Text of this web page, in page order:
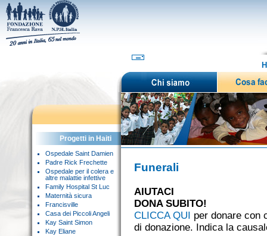
Progetti in Haiti
Ospedale Saint Damien
Padre Rick Frechette
Ospedale per il colera e
altre malattie infettive
Family Hospital St Luc
Maternità sicura
Francisville
Casa dei Piccoli Angeli
Kay Saint Simon
Kay Eliane
Funerali
AIUTACI
DONA SUBITO!
CLICCA QUI per donare con
di donazione. Indica la